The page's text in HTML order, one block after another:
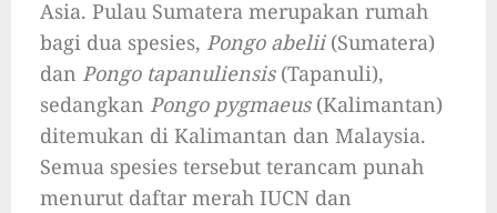
Asia. Pulau Sumatera merupakan rumah
bagi dua spesies, Pongo abelii (Sumatera)
dan Pongo tapanuliensis (Tapanuli),
sedangkan Pongo pygmaeus(Kalimantan)
ditemukan di Kalimantan dan Malaysia.
Semua spesies tersebut terancam punah
menurut daftar merah IUCN dan